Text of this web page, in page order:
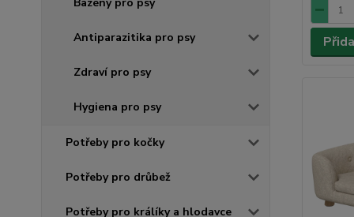
Antiparazitika pro psy
Zdraví pro psy
Hygiena pro psy
Potřeby pro kočky
Potřeby pro drůbež
Potřeby pro králíky a hlodavce